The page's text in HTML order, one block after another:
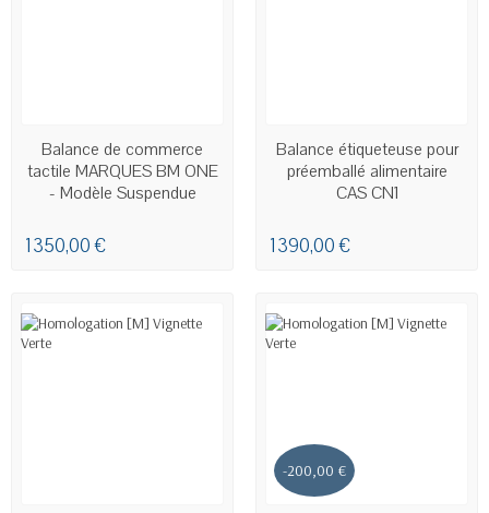
EN STOCK
Balance de commerce
tactile MARQUES BM ONE
- Modèle Suspendue
1 350,00 €
LIVRAISON ENTRE 14 ET 21
JOURS
Balance étiqueteuse pour
préemballé alimentaire
CAS CN1
1 390,00 €
-200,00 €